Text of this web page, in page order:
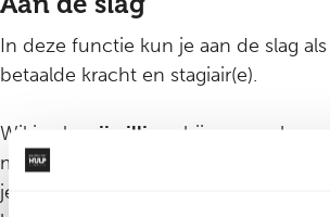
In deze functie kun je aan de slag
betaalde kracht en stagiair(e).
Wil je als vrijwilliger
bij ons werken,
minimaal vier tot zes uur per week
je eerste weken volg je een